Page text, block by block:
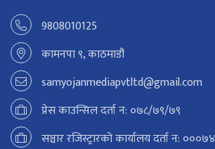
9808010125
कामनपा ९, काठमाडौं
samyojanmediapvtltd@gmail.com
प्रेस काउन्सिल दर्ता न: ०७८/७९/७९
सञ्चार रजिस्ट्रारको कार्यालय दर्ता न: ०००७४